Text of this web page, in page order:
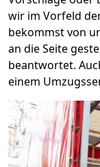
wir im Vorfeld
bekommst von
an die Seite
beantwortet.
einem